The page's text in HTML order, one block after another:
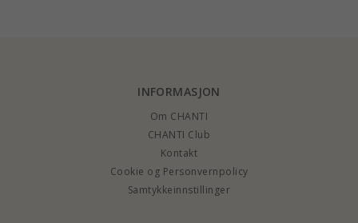
INFORMASJON
Om CHANTI
CHANTI Club
Kontakt
Cookie og Personvernpolicy
Samtykkeinnstillinger